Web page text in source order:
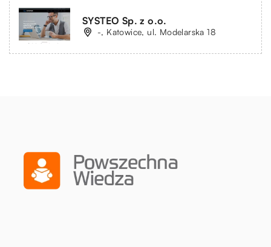
SYSTEO Sp. z o.o.
-, Katowice, ul. Modelarska 18